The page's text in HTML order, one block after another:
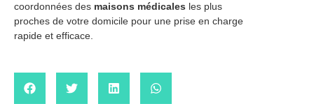
coordonnées des maisons médicales les plus
proches de votre domicile pour une prise en charge
rapide et efficace.